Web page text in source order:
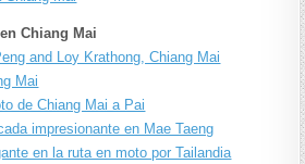
Chiang Mai
and Loy Krathong, Chiang Mai
Mai
de Chiang Mai a Pai
impresionante en Mae Taeng
en la ruta en moto por Tailandia